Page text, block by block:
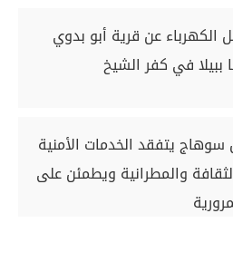
الكهرباء عن قرية أبو بدوي
ببيلا في كفر الشيخ
سوهاج يتفقد الخدمات الأمنية
والمطرانية ويطمئن على